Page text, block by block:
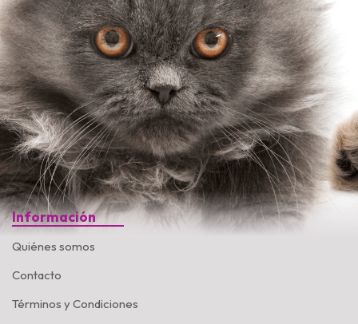
Información
Quiénes somos
Contacto
Términos y Condiciones